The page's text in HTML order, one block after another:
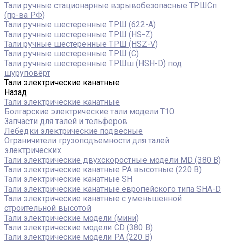
Тали ручные стационарные взрывобезопасные ТРШСп
(пр-ва РФ)
Тали ручные шестеренные ТРШ (622-A)
Тали ручные шестеренные ТРШ (HS-Z)
Тали ручные шестеренные ТРШ (HSZ-V)
Тали ручные шестеренные ТРШ (С)
Тали ручные шестеренные ТРШш (HSH-D) под
шуруповёрт
Тали электрические канатные
Назад
Тали электрические канатные
Болгарские электрические тали модели T10
Запчасти для талей и тельферов
Лебедки электрические подвесные
Ограничители грузоподъемности для талей
электрических
Тали электрические двухскоростные модели MD (380 В)
Тали электрические канатные PA высотные (220 В)
Тали электрические канатные SH
Тали электрические канатные европейского типа SHA-D
Тали электрические канатные с уменьшенной
строительной высотой
Тали электрические модели (мини)
Тали электрические модели CD (380 В)
Тали электрические модели РА (220 В)